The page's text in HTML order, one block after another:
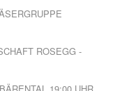
ROSEGG -